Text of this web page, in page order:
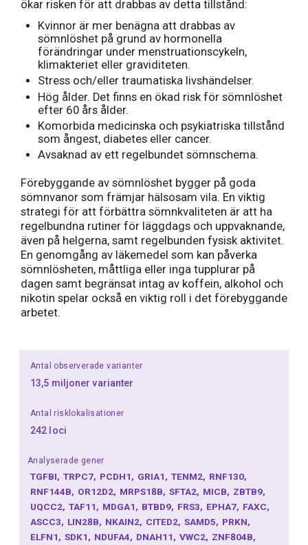
ökar risken för att drabbas av detta tillstånd:
Kvinnor är mer benägna att drabbas av
sömnlöshet på grund av hormonella
förändringar under menstruationscykeln,
klimakteriet eller graviditeten.
Stress och/eller traumatiska livshändelser.
Hög ålder. Det finns en ökad risk för sömnlöshet
efter 60 års ålder.
Komorbida medicinska och psykiatriska tillstånd
som ångest, diabetes eller cancer.
Avsaknad av ett regelbundet sömnschema.
Förebyggande av sömnlöshet bygger på goda
sömnvanor som främjar hälsosam vila. En viktig
strategi för att förbättra sömnkvaliteten är att ha
regelbundna rutiner för läggdags och uppvaknande,
även på helgerna, samt regelbunden fysisk aktivitet.
En genomgång av läkemedel som kan påverka
sömnlösheten, måttliga eller inga tupplurar på
dagen samt begränsat intag av koffein, alkohol och
nikotin spelar också en viktig roll i det förebyggande
arbetet.
Antal observerade varianter
13,5 miljoner varianter
Antal risklokalisationer
242 loci
Analyserade gener
TGFBI TRPC7 PCDH1 GRIA1 TENM2 RNF130
RNF144B OR12D2 MRPS18B SFTA2 MICB ZBTB9
UQCC2 TAF11 MDGA1 BTBD9 FRS3 EPHA7 FAXC
ASCC3 LIN28B NKAIN2 CITED2 SAMD5 PRKN
ELFN1 SDK1 NDUFA4 DNAH11 VWC2 ZNF804B